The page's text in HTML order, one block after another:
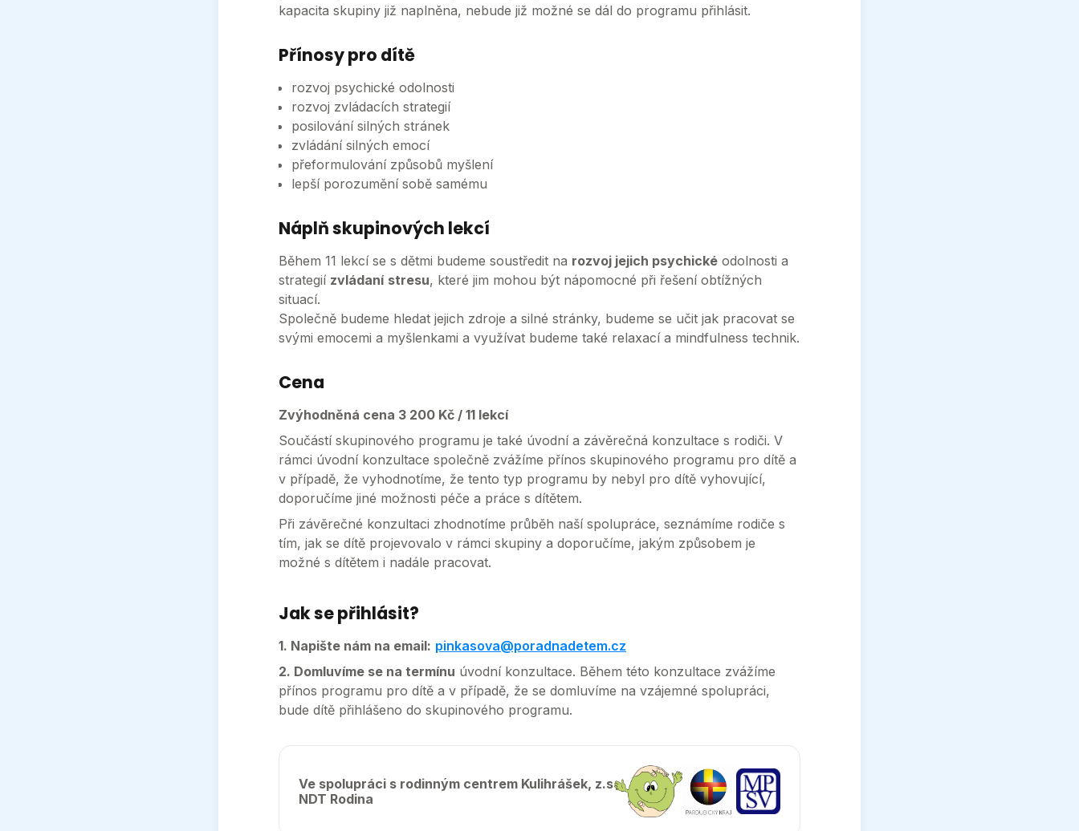
kapacita skupiny již naplněna, nebude již možné se dál do programu přihlásit.
Přínosy pro dítě
rozvoj psychické odolnosti
rozvoj zvládacích strategií
posilování silných stránek
zvládání silných emocí
‍přeformulování způsobů myšlení
‍lepší porozumění sobě samému
Náplň skupinových lekcí
‍Během 11 lekcí se s dětmi budeme soustředit na rozvoj jejich psychické odolnosti a
strategií zvládaní stresu, které jim mohou být nápomocné při řešení obtížných
situací.
Společně budeme hledat jejich zdroje a silné stránky, budeme se učit jak pracovat se
svými emocemi a myšlenkami a využívat budeme také relaxací a mindfulness technik.
Cena
Zvýhodněná cena 3 200 Kč / 11 lekcí
Součástí skupinového programu je také úvodní a závěrečná konzultace s rodiči. V
rámci úvodní konzultace společně zvážíme přínos skupinového programu pro dítě a
v případě, že vyhodnotíme, že tento typ programu by nebyl pro dítě vyhovující,
doporučíme jiné možnosti péče a práce s dítětem.
Při závěrečné konzultaci zhodnotíme průběh naší spolupráce, seznámíme rodiče s
tím, jak se dítě projevovalo v rámci skupiny a doporučíme, jakým způsobem je
možné s dítětem i nadále pracovat.
Jak se přihlásit?
1. Napište nám na email: pinkasova@poradnadetem.cz
2. Domluvíme se na termínu úvodní konzultace. Během této konzultace zvážíme
přínos programu pro dítě a v případě, že se domluvíme na vzájemné spolupráci,
bude dítě přihlášeno do skupinového programu.
Ve spolupráci s rodinným centrem Kulihrášek, z.s
NDT Rodina